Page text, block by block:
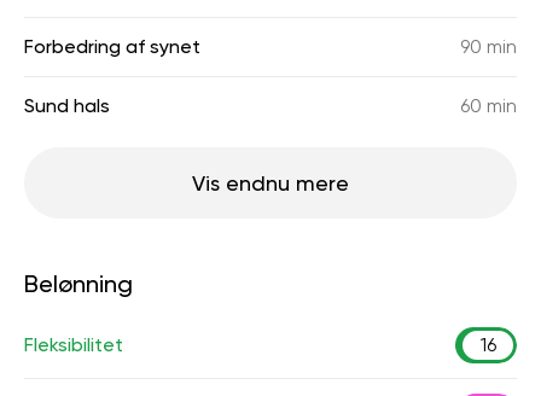
Forbedring af synet 90 min
Sund hals 60 min
Vis endnu mere
Belønning
Fleksibilitet 16